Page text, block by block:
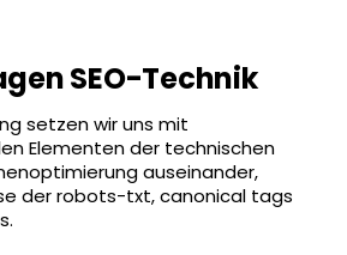
SEO-Technik
setzen wir uns mit
Elementen der technischen
auseinander,
der robots-txt, canonical tags